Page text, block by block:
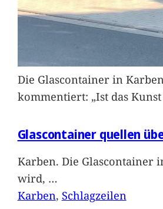
Die Glascontainer in
kommentiert: „Ist das
Glascontainer quellen
Karben. Die Glascontainer
wird, …
Karben, Schlagzeilen